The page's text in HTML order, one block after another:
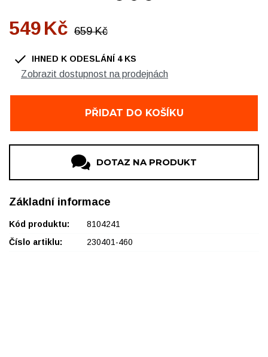
549Kč 659 Kč
PŘIDAT DO KOŠÍKU
IHNED K ODESLÁNÍ 4KS
Zobrazit dostupnost na prodejnách
DOTAZ NA PRODUKT
Základní informace
Kód produktu:
8104241
Číslo artiklu:
230401-460